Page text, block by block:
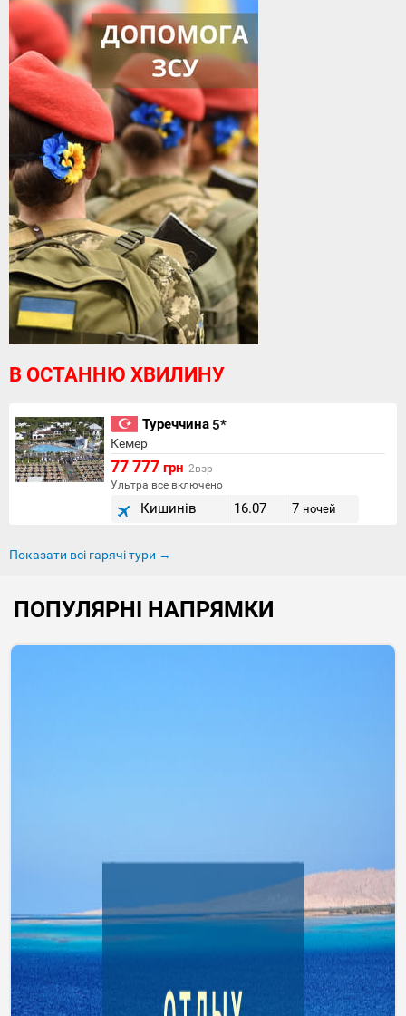
В ОСТАННЮ ХВИЛИНУ
Туреччина5*
Кемер
77 777 грн 2взр
Ультра все включено
Кишинів 16.07 7 ночей
Показати всі гарячі тури →
ПОПУЛЯРНІ НАПРЯМКИ